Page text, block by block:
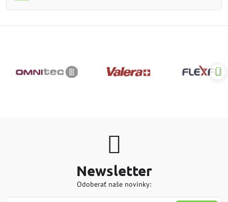
Newsletter
Odoberať naše novinky: